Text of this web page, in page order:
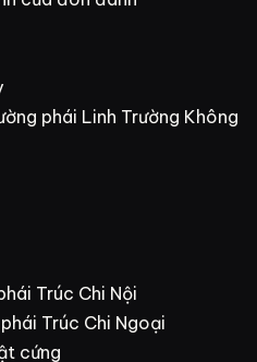
phái Linh Trường Không
Trúc Chi Nội
Trúc Chi Ngoại
cứng